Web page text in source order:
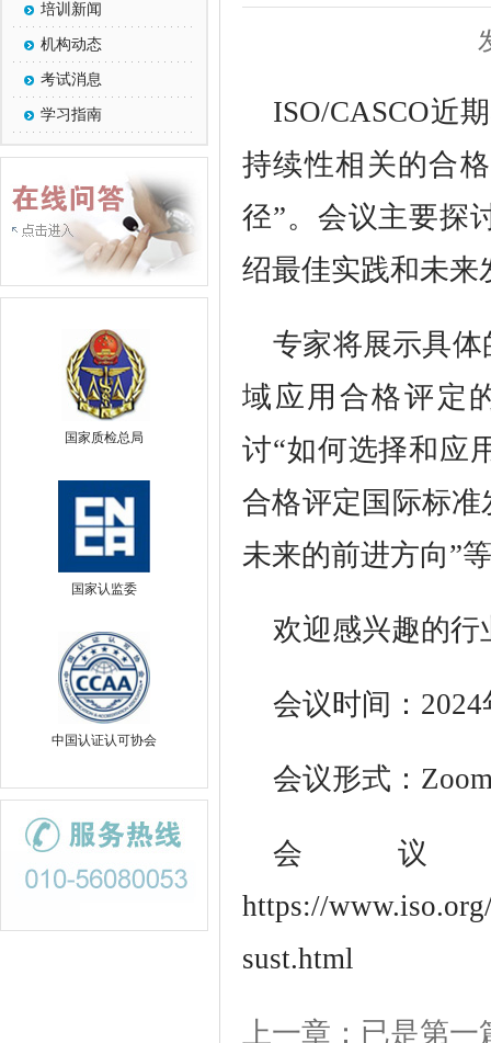
培训新闻
机构动态
考试消息
学习指南
国家质检总局
国家认监委
中国认证认可协会
ISO/CASCO近
持续性相关的合
径”。会议主要探
绍最佳实践和未来
专家将展示具
域应用合格评定
讨“如何选择和应
合格评定国际标
未来的前进方向”
欢迎感兴趣的
会议时间：2024
会议形式：
会
https://
sust.html
上一章：已是第一